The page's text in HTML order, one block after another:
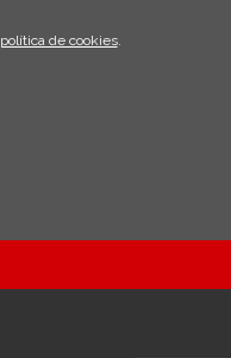
política de cookies.